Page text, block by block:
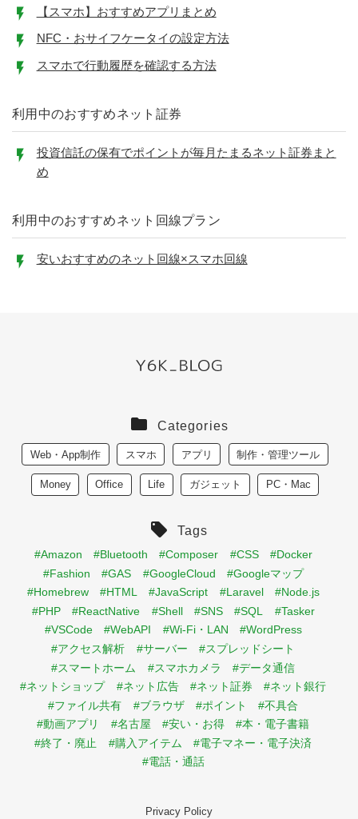
【スマホ】おすすめアプリまとめ
NFC・おサイフケータイの設定方法
スマホで行動履歴を確認する方法
利用中のおすすめネット証券
投資信託の保有でポイントが毎月たまるネット証券まと
め
利用中のおすすめネット回線プラン
安いおすすめのネット回線×スマホ回線
Categories
Web・App制作 スマホ アプリ 制作・管理ツール
Money Office Life ガジェット PC・Mac
Tags
#Amazon #Bluetooth #Composer #CSS
#Docker
#Fashion
#GAS #GoogleCloud
#Googleマップ
#Homebrew
#HTML #JavaScript #Laravel
#Node.js
#PHP
#ReactNative #Shell #SNS #SQL
#Tasker
#VSCode
#WebAPI #Wi-Fi・LAN
#WordPress
#アクセス解析
#サーバー
#スプレッドシート
#スマートホーム
#スマホカメラ
#データ通信
#ネットショップ
#ネット広告 #ネット証券
#ネット銀行
#ファイル共有
#ブラウザ #ポイント
#不具合
#動画アプリ
#名古屋 #安い・お得
#本・電子書籍
#終了・廃止
#購入アイテム
#電子マネー・電子決済
#電話・通話
Privacy Policy